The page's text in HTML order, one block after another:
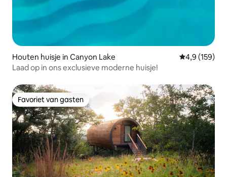
Houten huisje in Canyon Lake Gemiddelde
4,9 (159)
Laad op in ons exclusieve moderne huisje!
Favoriet van gasten
Favoriet van gasten